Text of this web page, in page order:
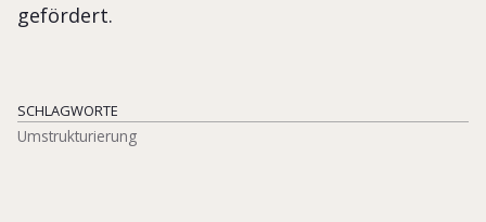
gefördert.
SCHLAGWORTE
Umstrukturierung